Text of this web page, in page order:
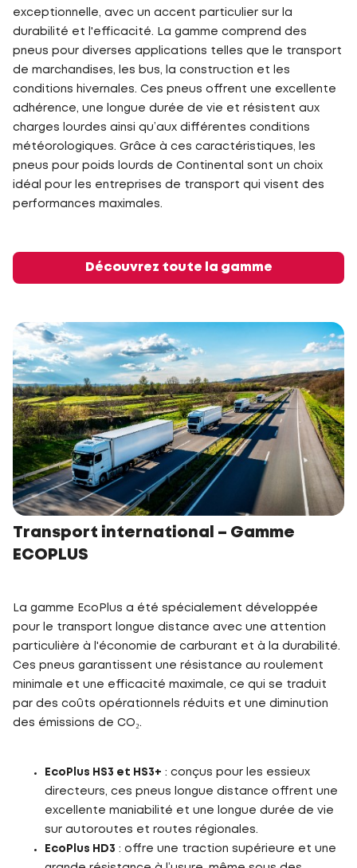
exceptionnelle, avec un accent particulier sur la
durabilité et l'efficacité. La gamme comprend des
pneus pour diverses applications telles que le transport
de marchandises, les bus, la construction et les
conditions hivernales. Ces pneus offrent une excellente
adhérence, une longue durée de vie et résistent aux
charges lourdes ainsi qu’aux différentes conditions
météorologiques. Grâce à ces caractéristiques, les
pneus pour poids lourds de Continental sont un choix
idéal pour les entreprises de transport qui visent des
performances maximales.
Découvrez toute la gamme
Transport international – Gamme
ECOPLUS
La gamme EcoPlus a été spécialement développée
pour le transport longue distance avec une attention
particulière à l'économie de carburant et à la durabilité.
Ces pneus garantissent une résistance au roulement
minimale et une efficacité maximale, ce qui se traduit
par des coûts opérationnels réduits et une diminution
des émissions de CO₂.
EcoPlus HS3 et HS3+ : conçus pour les essieux
directeurs, ces pneus longue distance offrent une
excellente maniabilité et une longue durée de vie
sur autoroutes et routes régionales.
EcoPlus HD3 : offre une traction supérieure et une